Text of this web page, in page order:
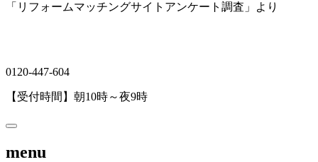
「リフォームマッチングサイトアンケート調査」より
0120-447-604
【受付時間】朝10時～夜9時
menu